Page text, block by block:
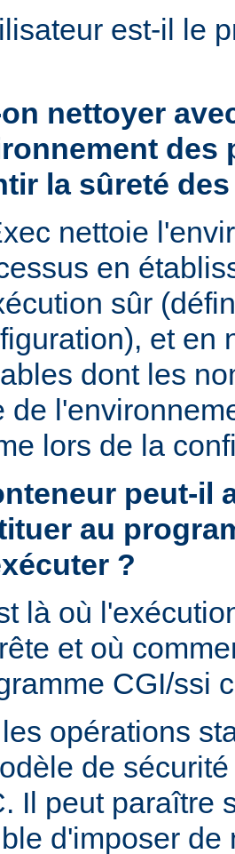
est-il le
nettoyer
des
la sûreté
nettoie
en
sûr
et en
dont les
de
lors de la
peut-il
au
?
là où
et où
CGI/ssi
opérations
de
Il peut paraître
d'imposer